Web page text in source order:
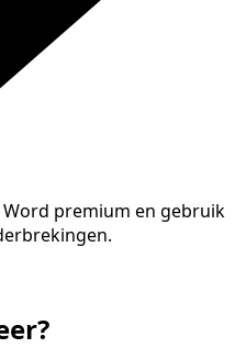
Word premium en gebruik